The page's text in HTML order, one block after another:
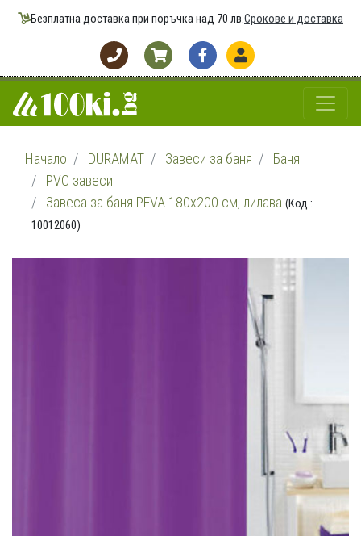
Безплатна доставка при поръчка над 70 лв.Срокове и доставка
Начало DURAMAT Завеси за баня
Баня
PVC завеси
Завеса за баня PEVA 180х200 см, лилава (Код :
10012060)